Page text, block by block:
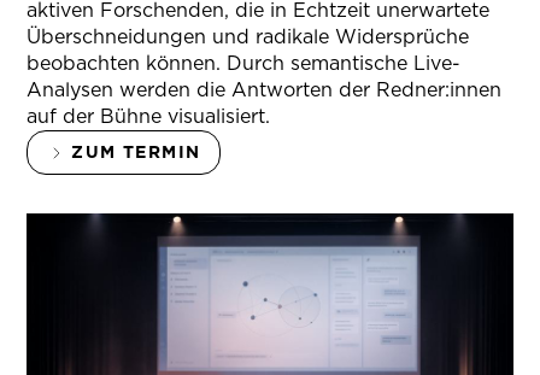
aktiven Forschenden, die in Echtzeit unerwartete
Überschneidungen und radikale Widersprüche
beobachten können. Durch semantische Live-
Analysen werden die Antworten der Redner:innen
auf der Bühne visualisiert.
ZUM TERMIN